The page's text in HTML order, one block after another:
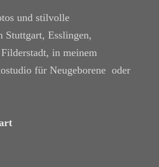
und stilvolle
Stuttgart, Esslingen,
in meinem
für Neugeborene oder